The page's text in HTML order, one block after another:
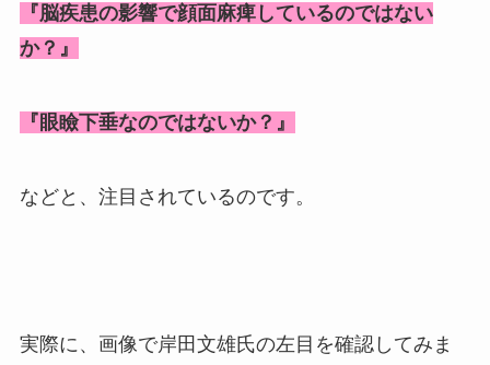
『脳疾患の影響で顔面麻痺しているのではない
か？』
『眼瞼下垂なのではないか？』
などと、注目されているのです。
実際に、画像で岸田文雄氏の左目を確認してみま